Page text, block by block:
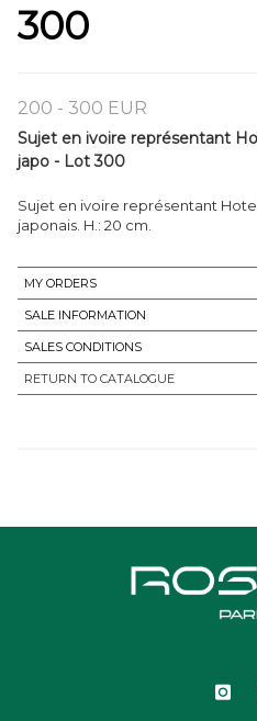
300
200 - 300 EUR
Sujet en ivoire représentant
japo - Lot 300
Sujet en ivoire représentant
japonais. H.: 20 cm.
MY ORDERS
SALE INFORMATION
SALES CONDITIONS
RETURN TO CATALOGUE